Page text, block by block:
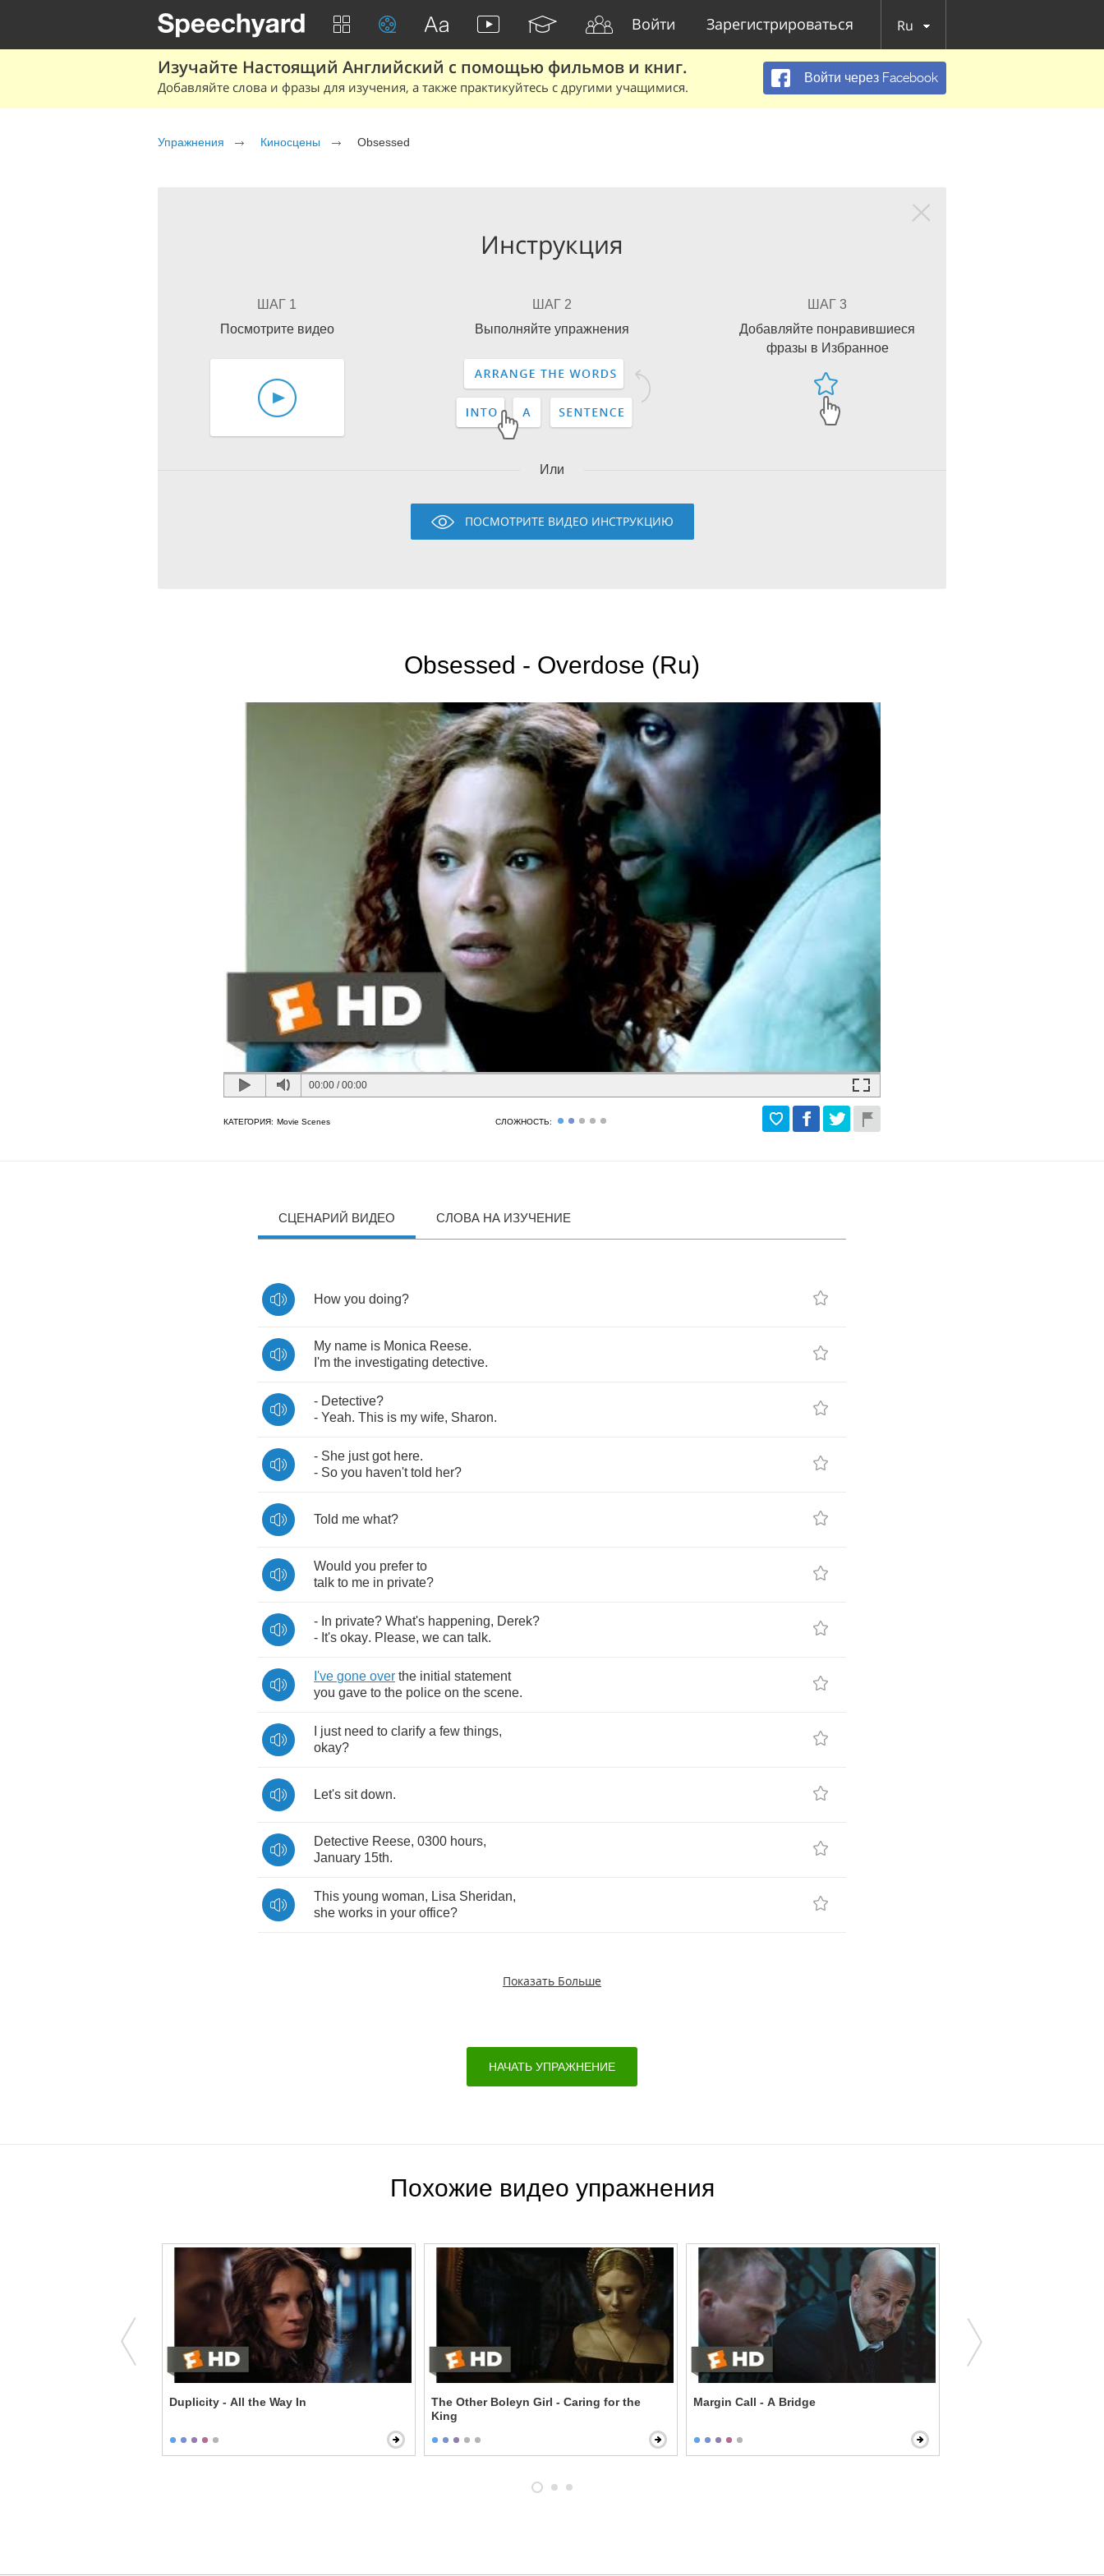
Войти Зарегистрироваться Ru
Изучайте Настоящий Английский с помощью фильмов и книг.
Добавляйте слова и фразы для изучения, а также практикуйтесь с другими учащимися.
Войти через Facebook
Упражнения Киносцены Obsessed
Инструкция
ШАГ 1
Посмотрите видео
ШАГ 2
Выполняйте упражнения
ШАГ 3
Добавляйте понравившиеся
фразы в Избранное
Или
ПОСМОТРИТЕ ВИДЕО ИНСТРУКЦИЮ
Obsessed - Overdose (Ru)
00:00 /00:00
КАТЕГОРИЯ: Movie Scenes СЛОЖНОСТЬ:
СЦЕНАРИЙ ВИДЕО СЛОВА НА ИЗУЧЕНИЕ
How you doing?
My name is Monica Reese.
I'm the investigating detective.
- Detective?
- Yeah. This is my wife, Sharon.
- She just got here.
- So you haven't told her?
Told me what?
Would you prefer to
talk to me in private?
- In private? What's happening, Derek?
- It's okay. Please, we can talk.
I've gone over the initial statement
you gave to the police on the scene.
just need to clarify a few things,
okay?
Let's sit down.
Detective Reese, 0300 hours,
January 15th.
This young woman, Lisa Sheridan,
she works in your office?
Показать Больше
НАЧАТЬ УПРАЖНЕНИЕ
Похожие видео упражнения
Duplicity - All the Way In
The Other Boleyn Girl - Caring for the
King
Margin Call - A Bridge